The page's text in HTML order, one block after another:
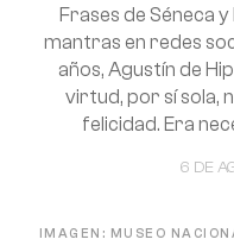
6 DE
Frases de Séneca
mantras en redes
años, Agustín de
virtud, por sí sola,
felicidad. Era
IMAGEN: MUSEO